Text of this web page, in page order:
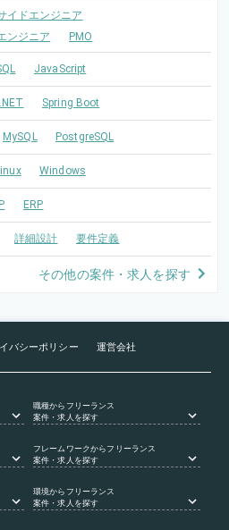
イドエンジニア
ンジニア
PMO
JavaScript
.NET Spring Boot
MySQL PostgreSQL
Windows
ERP
詳細設計 要件定義
その他の案件・求人を探す
バシーポリシー 運営会社
職種からフリーランス
案件・求人を探す
フレームワークからフリーランス
案件・求人を探す
環境からフリーランス
案件・求人を探す